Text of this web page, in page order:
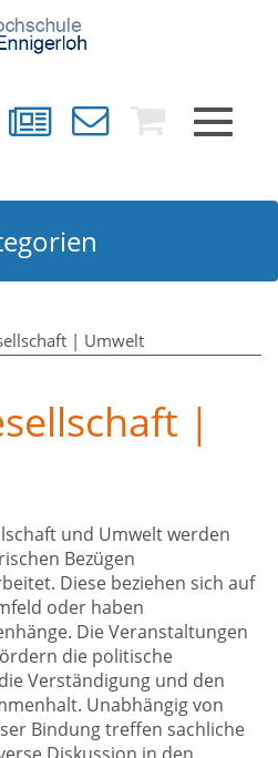
Toggle
| Umwelt
|
und Umwelt werden
Bezügen
Diese beziehen sich auf
oder haben
Die Veranstaltungen
die politische
Verständigung und den
Unabhängig von
Bindung treffen sachliche